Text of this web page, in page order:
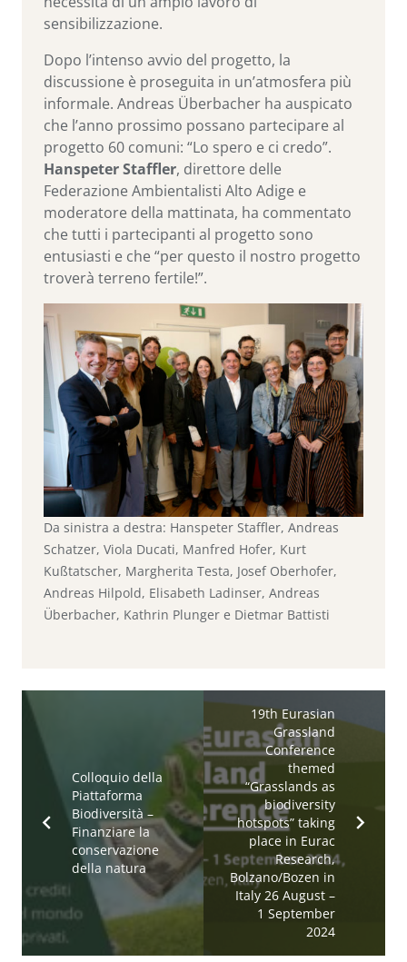
sensibilizzazione.
Dopo l’intenso avvio del progetto, la
discussione è proseguita in un’atmosfera più
informale. Andreas Überbacher ha auspicato
che l’anno prossimo possano partecipare al
progetto 60 comuni: “Lo spero e ci credo”.
Hanspeter Staffler, direttore delle
Federazione Ambientalisti Alto Adige e
moderatore della mattinata, ha commentato
che tutti i partecipanti al progetto sono
entusiasti e che “per questo il nostro progetto
troverà terreno fertile!”.
Da sinistra a destra: Hanspeter Staffler, Andreas
Schatzer, Viola Ducati, Manfred Hofer, Kurt
Kußtatscher, Margherita Testa, Josef Oberhofer,
Andreas Hilpold, Elisabeth Ladinser, Andreas
Überbacher, Kathrin Plunger e Dietmar Battisti
Colloquio della
Piattaforma
Biodiversità –
Finanziare la
conservazione
della natura
19th Eurasian
Grassland
Conference
themed
“Grasslands as
biodiversity
hotspots” taking
place in Eurac
Research,
Bolzano/Bozen in
Italy 26 August –
1 September
2024